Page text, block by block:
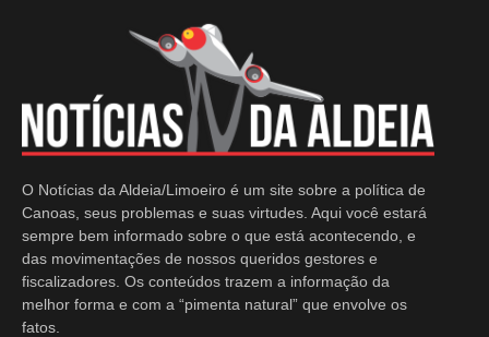
O Notícias da Aldeia/Limoeiro é um site sobre a política de
Canoas, seus problemas e suas virtudes. Aqui você estará
sempre bem informado sobre o que está acontecendo, e
das movimentações de nossos queridos gestores e
fiscalizadores. Os conteúdos trazem a informação da
melhor forma e com a “pimenta natural” que envolve os
fatos.